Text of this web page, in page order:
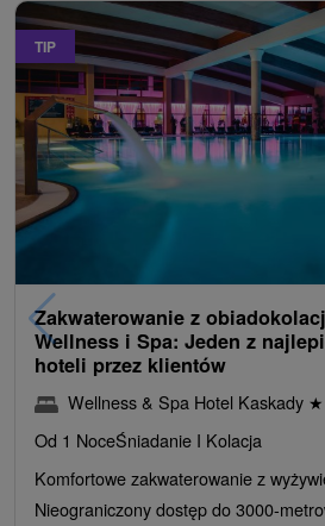
TIP
Zakwaterowanie z
Wellness i Spa: Jeden z
hoteli przez klientów
Wellness & Spa Hotel Kaskady ★
Od 1 NoceŚniadanie I Kolacja
Komfortowe zakwaterowanie z
Nieograniczony dostęp do 3000-